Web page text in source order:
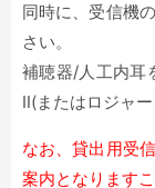
同時に、受信機
さい。
補聴器/人工内耳
Ⅱ(またはロジャ
なお、貸出用受
案内となります